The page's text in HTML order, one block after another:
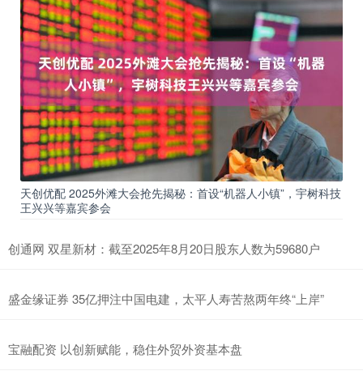
天创优配 2025外滩大会抢先揭秘：首设“机器人小镇”，宇树科技
王兴兴等嘉宾参会
创通网 双星新材：截至2025年8月20日股东人数为59680户
盛金缘证券 35亿押注中国电建，太平人寿苦熬两年终“上岸”
宝融配资 以创新赋能，稳住外贸外资基本盘